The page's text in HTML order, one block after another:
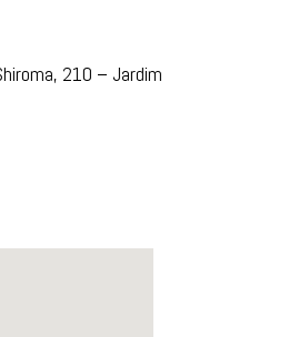
210 – Jardim